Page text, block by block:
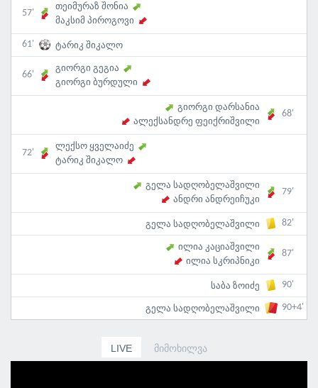
57'
თეიმურაზ შონია
მაკსიმ პიროგოვი
61' ტარიკ შიკალო
66'
გიორგი გეგია
გიორგი ბურდული
გიორგი დარსანია
ალექსანდრე ფეიქრიშვილი
68'
72'
ლექსო ყველაიძე
ტარიკ შიკალო
გელა სადღობელაშვილი
ანდრი ანდრეიჩუკი
79'
გელა სადღობელაშვილი 82'
ილია კაციაშვილი
ილია სკრიპნიკი
87'
საბა ზოიძე 90'
გელა სადღობელაშვილი 90+4'
LIVE ᲛᲘᲛᲝᲮᲘᲚᲕᲐ